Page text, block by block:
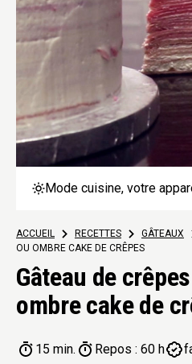
Mode cuisine, votre
ACCUEIL > RECETTES > GÂTEAUX
OU OMBRE CAKE DE CRÊPES
Gâteau de
ombre cake de
15 min. Repos : 60 h